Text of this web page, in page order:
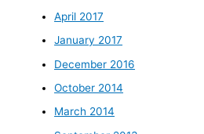
April 2017
January 2017
December 2016
October 2014
March 2014